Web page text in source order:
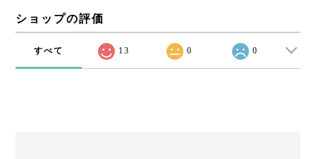
ショップの評価
すべて 13 0 0